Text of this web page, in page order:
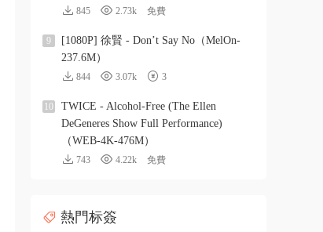
845 2.73k 免費
9
[1080P] 徐賢 - Don’t Say No（MelOn-
237.6M）
844 3.07k 3
10
TWICE - Alcohol-Free (The Ellen
DeGeneres Show Full Performance)
（WEB-4K-476M）
743 4.22k 免費
熱門标簽